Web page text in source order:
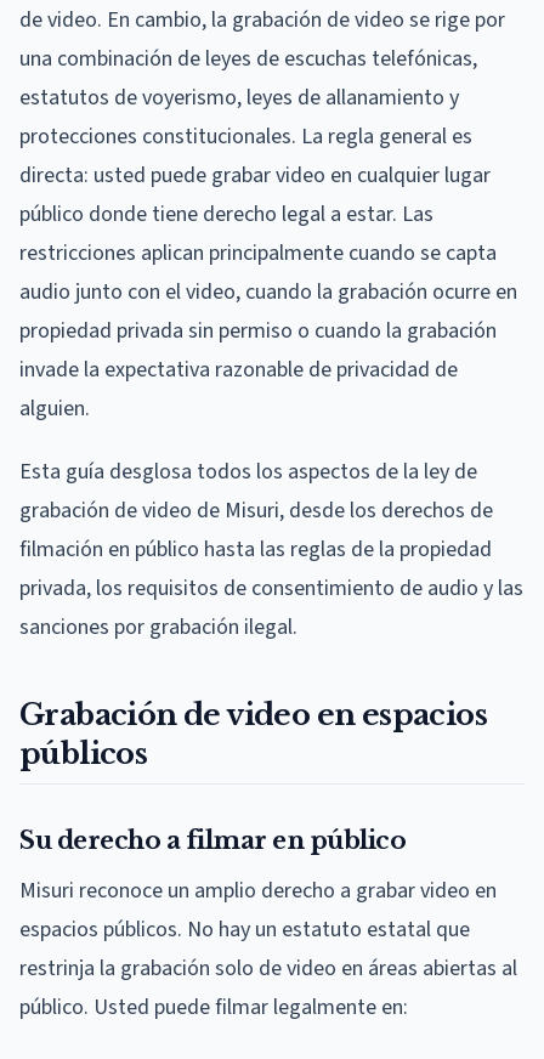
de video. En cambio, la grabación de video se rige por
una combinación de leyes de escuchas telefónicas,
estatutos de voyerismo, leyes de allanamiento y
protecciones constitucionales. La regla general es
directa: usted puede grabar video en cualquier lugar
público donde tiene derecho legal a estar. Las
restricciones aplican principalmente cuando se capta
audio junto con el video, cuando la grabación ocurre en
propiedad privada sin permiso o cuando la grabación
invade la expectativa razonable de privacidad de
alguien.
Esta guía desglosa todos los aspectos de la ley de
grabación de video de Misuri, desde los derechos de
filmación en público hasta las reglas de la propiedad
privada, los requisitos de consentimiento de audio y las
sanciones por grabación ilegal.
Grabación de video en espacios
públicos
Su derecho a filmar en público
Misuri reconoce un amplio derecho a grabar video en
espacios públicos. No hay un estatuto estatal que
restrinja la grabación solo de video en áreas abiertas al
público. Usted puede filmar legalmente en: